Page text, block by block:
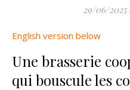
29/06/2025
English version below
Une brasserie
qui bouscule les